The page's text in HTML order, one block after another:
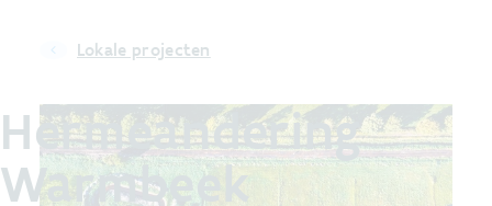
Lokale projecten
Hermeandering
Warmbeek